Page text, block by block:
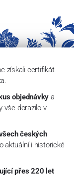
získali certifikát
objednávky a
vše dorazilo v
českých
aktuální i historické
přes 220 let